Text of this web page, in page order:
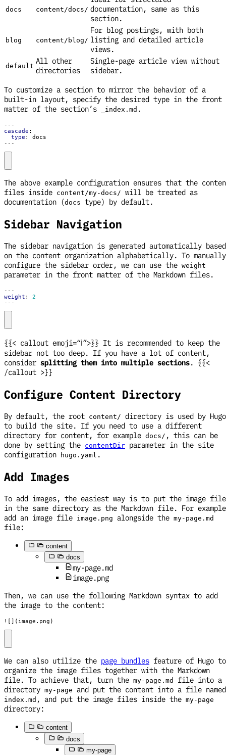
docs content/docs/ documentation, same as this
section.
blog content/blog/
For blog postings, with both
listing and detailed article
views.
default
All other
directories
Single-page article view without
sidebar.
To customize a section to mirror the behavior of a
built-in layout, specify the desired type in the front
matter of the section’s
_index.md .
---
cascade :
type :
docs
---
The above example configuration ensures that the
files inside content/my-docs/ will be treated as
documentation (docs type) by default.
Sidebar Navigation
The sidebar navigation is generated automatically based
on the content organization alphabetically. To manually
configure the sidebar order, we can use the weight
parameter in the front matter of the Markdown files.
---
weight :
2
---
{{< callout emoji=“ℹ️”>}} It is recommended to keep the
sidebar not too deep. If you have a lot of content,
consider splitting them into multiple sections. {{<
/callout >}}
Configure Content Directory
By default, the root content/ directory is used by Hugo
to build the site. If you need to use a different
directory for content, for example docs/ , this can be
done by setting the contentDir parameter in the site
configuration
hugo.yaml .
Add Images
To add images, the easiest way is to put the image
in the same directory as the Markdown file. For
add an image file image.png alongside the my-page.md
file:
content
docs
my-page.md
image.png
Then, we can use the following Markdown syntax to add
the image to the content:
![](image.png)
We can also utilize the page bundles feature of Hugo to
organize the image files together with the Markdown
file. To achieve that, turn the my-page.md
file into a
directory my-page and put the content into a file named
index.md , and put the image files inside the my-page
directory:
content
docs
my-page